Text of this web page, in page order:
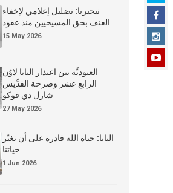
نيجيريا: تضليل إعلامي لإخفاء
العنف بحق المسيحيين منذ عقود
15 May 2026
العبوديَّة بين اعتذار البابا لاوُن
الرابع عشر وصرخة القدِّيس
شارل دي فوكو
27 May 2026
البابا: حياة الله قادرة على أن تغيّر
حياتنا
1 Jun 2026